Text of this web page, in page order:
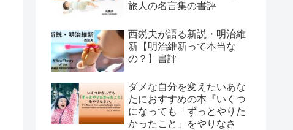
旅人の名言集の書評
西鋭夫が語る新説・明治維
新【明治維新って本当な
の？】書評
ダメな自分を変えたいあな
たにおすすめの本『いくつ
になっても「ずっとやりた
かったこと」をやりなさ